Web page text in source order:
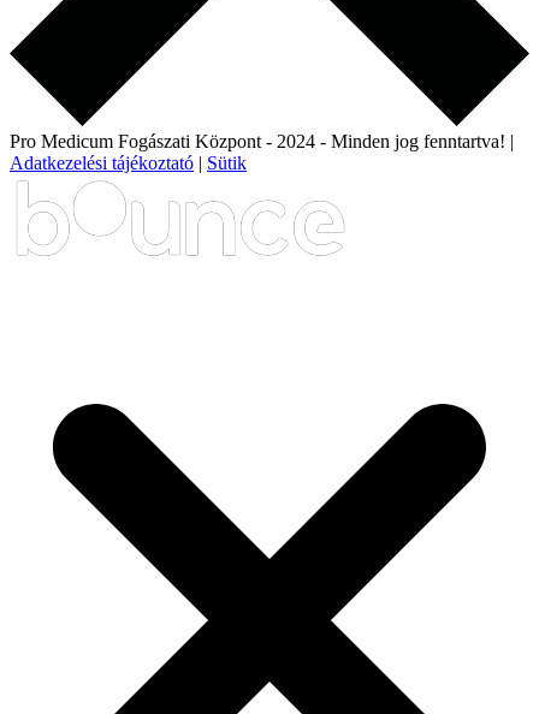
Pro Medicum Fogászati Központ - 2024 - Minden jog fenntartva! |
Adatkezelési tájékoztató | Sütik